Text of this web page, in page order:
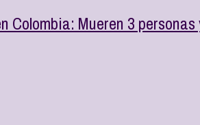
Colombia: Mueren 3